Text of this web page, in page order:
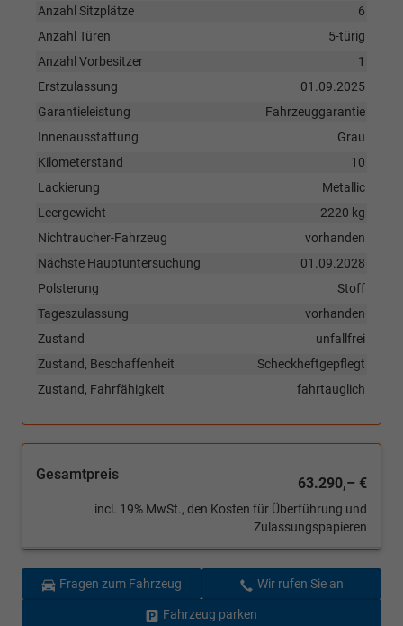
6
Anzahl Sitzplätze
5-türig
Anzahl Türen
1
Anzahl Vorbesitzer
01.09.2025
Erstzulassung
Fahrzeuggarantie
Garantieleistung
Grau
Innenausstattung
10
Kilometerstand
Metallic
Lackierung
2220 kg
Leergewicht
vorhanden
Nichtraucher-Fahrzeug
01.09.2028
Nächste Hauptuntersuchung
Stoff
Polsterung
vorhanden
Tageszulassung
unfallfrei
Zustand
Scheckheftgepflegt
Zustand, Beschaffenheit
fahrtauglich
Zustand, Fahrfähigkeit
Gesamtpreis
63.290,– €
incl. 19% MwSt., den Kosten für Überführung und
Zulassungspapieren
Fragen zum Fahrzeug Wir rufen Sie an
Fahrzeug parken